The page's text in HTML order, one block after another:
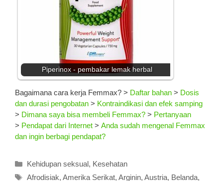
Piperinox - pembakar lemak herbal
Bagaimana cara kerja Femmax? > Daftar bahan > Dosis
dan durasi pengobatan > Kontraindikasi dan efek samping
> Dimana saya bisa membeli Femmax? > Pertanyaan
> Pendapat dari Internet > Anda sudah mengenal Femmax
dan ingin berbagi pendapat?
Kategori
Kehidupan seksual, Kesehatan
Tag
Afrodisiak, Amerika Serikat, Arginin, Austria, Belanda,